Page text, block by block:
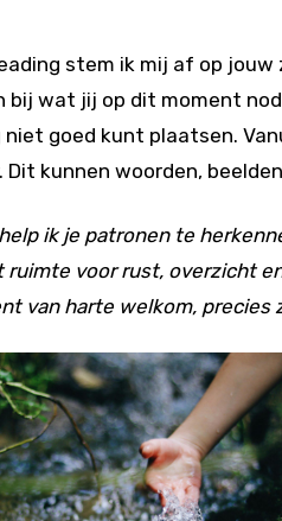
stem ik mij af op
bij wat jij op dit moment
niet goed kunt plaatsen.
Dit kunnen woorden,
ik je patronen te
ruimte voor rust, overzicht
van harte welkom, precies